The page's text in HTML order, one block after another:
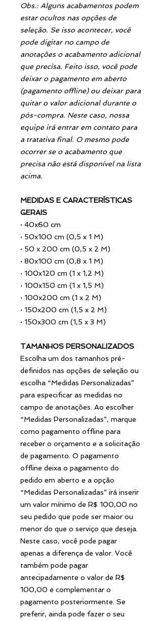
Obs.: Alguns acabamentos podem
estar ocultos nas opções de
seleção. Se isso acontecer, você
pode digitar no campo de
anotações o acabamento adicional
que precisa. Feito isso, você pode
deixar o pagamento em aberto
(pagamento offline) ou deixar para
quitar o valor adicional durante o
pós-compra. Neste caso, nossa
equipe irá entrar em contato para
a tratativa final. O mesmo pode
ocorrer se o acabamento que
precisa não está disponível na lista
acima.
MEDIDAS E CARACTERÍSTICAS
GERAIS
· 40x60 cm
· 50x100 cm (0,5 x 1 M)
· 50 x 200 cm (0,5 x 2 M)
· 80x100 cm (0,8 x 1 M)
· 100x120 cm (1 x 1,2 M)
· 100x150 cm (1 x 1,5 M)
· 100x200 cm (1 x 2 M)
· 150x200 cm (1,5 x 2 M)
· 150x300 cm (1,5 x 3 M)
TAMANHOS PERSONALIZADOS
Escolha um dos tamanhos pré-
definidos nas opções de seleção ou
escolha “Medidas Personalizadas”
para especificar as medidas no
campo de anotações. Ao escolher
“Medidas Personalizadas”, marque
como pagamento offline para
receber o orçamento e a solicitação
de pagamento. O pagamento
offline deixa o pagamento do
pedido em aberto e a opção
“Medidas Personalizadas” irá inserir
um valor mínimo de R$ 100,00 no
seu pedido que pode ser maior ou
menor do que o serviço que deseja.
Neste caso, você pode pagar
apenas a diferença de valor. Você
também pode pagar
antecipadamente o valor de R$
100,00 e complementar o
pagamento posteriormente. Se
preferir, ainda pode fazer o seu